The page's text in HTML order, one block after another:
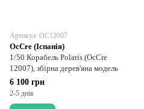
Артикул: OC12007
OcCre (Іспанія)
1/50 Корабель Polaris (OcCre
12007), збірна дерев'яна модель
6 100 грн
2-5 днів